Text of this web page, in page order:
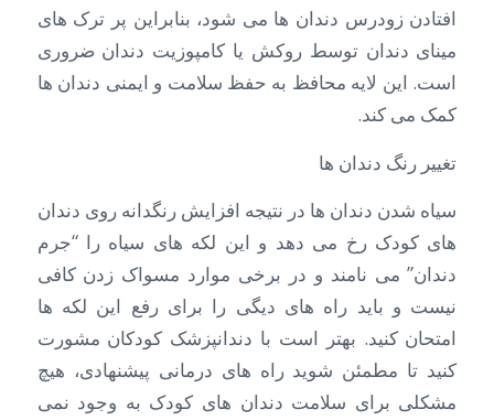
افتادن زودرس دندان ها می شود، بنابراین پر ترک های
مینای دندان توسط روکش یا کامپوزیت دندان ضروری
است. این لایه محافظ به حفظ سلامت و ایمنی دندان ها
کمک می کند.
تغییر رنگ دندان ها
سیاه شدن دندان ها در نتیجه افزایش رنگدانه روی دندان
های کودک رخ می دهد و این لکه های سیاه را “جرم
دندان” می نامند و در برخی موارد مسواک زدن کافی
نیست و باید راه های دیگی را برای رفع این لکه ها
امتحان کنید. بهتر است با دندانپزشک کودکان مشورت
کنید تا مطمئن شوید راه های درمانی پیشنهادی، هیچ
مشکلی برای سلامت دندان های کودک به وجود نمی